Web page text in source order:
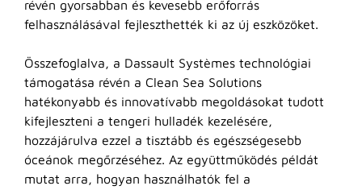
révén gyorsabban és kevesebb erőforrás
felhasználásával fejleszthették ki az új eszközöket.
Összefoglalva, a Dassault Systèmes technológiai
támogatása révén a Clean Sea Solutions
hatékonyabb és innovatívabb megoldásokat tudott
kifejleszteni a tengeri hulladék kezelésére,
hozzájárulva ezzel a tisztább és egészségesebb
óceánok megőrzéséhez. Az együttműködés példát
mutat arra, hogyan használhatók fel a